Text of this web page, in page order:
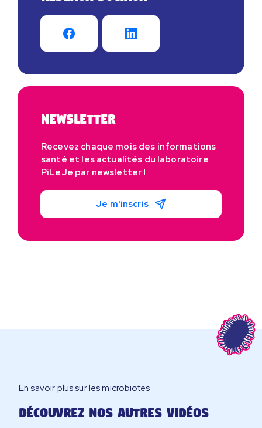
Newsletter
Recevez chaque mois des informations
santé et les actualités du laboratoire
PiLeJe par newsletter !
Je m'inscris
En savoir plus sur les microbiotes
Découvrez nos autres vidéos